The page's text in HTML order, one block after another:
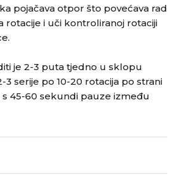
pojačava otpor što povećava rad
rotacije i uči kontroliranoj rotaciji
je 2-3 puta tjedno u sklopu
serije po 10-20 rotacija po strani
45-60 sekundi pauze između